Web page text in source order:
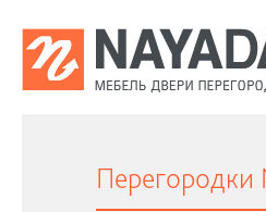
Перегородки